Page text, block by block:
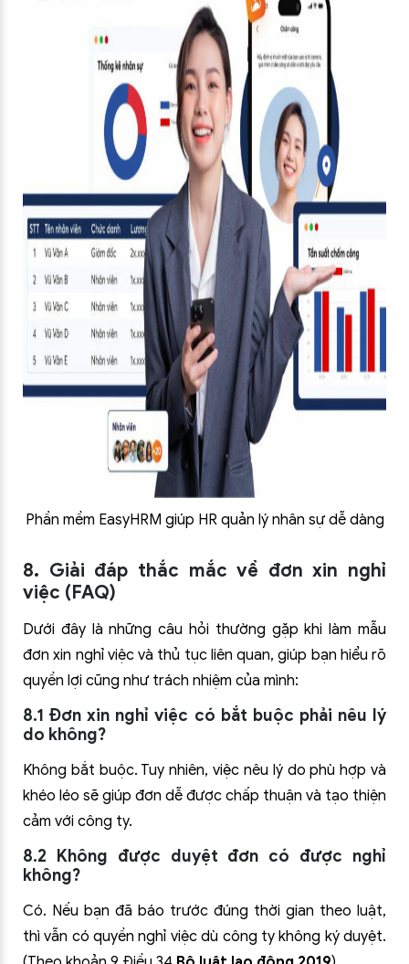
Phần mềm EasyHRM giúp HR quản lý nhân sự dễ dàng
8. Giải đáp thắc mắc về đơn xin nghỉ
việc (FAQ)
Dưới đây là những câu hỏi thường gặp khi làm mẫu
đơn xin nghỉ việc và thủ tục liên quan, giúp bạn hiểu rõ
quyền lợi cũng như trách nhiệm của mình:
8.1 Đơn xin nghỉ việc có bắt buộc phải nêu lý
do không?
Không bắt buộc. Tuy nhiên, việc nêu lý do phù hợp và
khéo léo sẽ giúp đơn dễ được chấp thuận và tạo thiện
cảm với công ty.
8.2 Không được duyệt đơn có được nghỉ
không?
Có. Nếu bạn đã báo trước đúng thời gian theo luật,
thì vẫn có quyền nghỉ việc dù công ty không ký duyệt.